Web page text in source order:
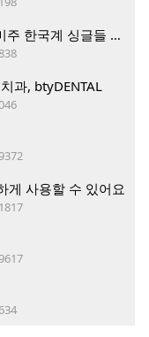
Couple.net 1:1 50만쌍 글로벌 매칭 - 미주 한국계 싱글들 모이세요
과, btyDENTAL
게 사용할 수 있어요